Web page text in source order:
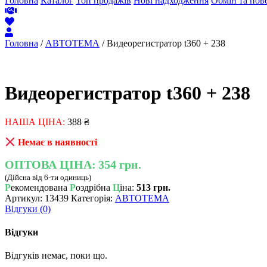
Головна / АВТОТЕМА / Видеорегистратор t360 + 238
Видеорегистратор t360 + 238
НАША ЦІНА: 388 ₴
Немає в наявності
ОПТОВА ЦІНА: 354 грн.
(Дійсна від 6-ти одиниць)
Рекомендована Роздрібна Ціна: 513 грн.
Артикул: 13439 Категорія: АВТОТЕМА
Відгуки (0)
Відгуки
Відгуків немає, поки що.